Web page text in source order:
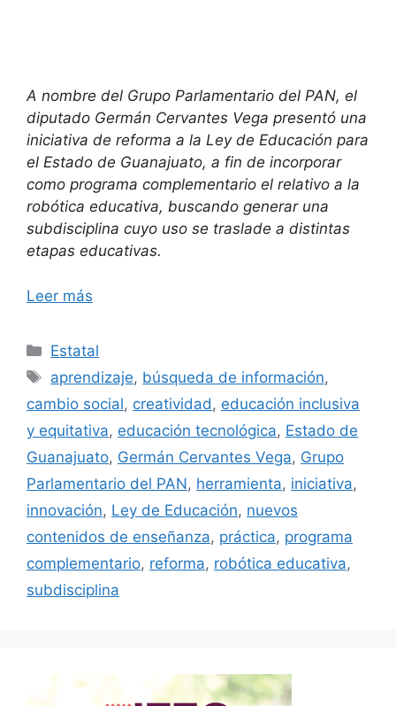
A nombre del Grupo Parlamentario del PAN, el
diputado Germán Cervantes Vega presentó una
iniciativa de reforma a la Ley de Educación para
el Estado de Guanajuato, a fin de incorporar
como programa complementario el relativo a la
robótica educativa, buscando generar una
subdisciplina cuyo uso se traslade a distintas
etapas educativas.
Leer más
Categorías
Estatal
Etiquetas
aprendizaje, búsqueda de información,
cambio social, creatividad , educación inclusiva
y equitativa, educación tecnológica, Estado de
Guanajuato, Germán Cervantes Vega, Grupo
Parlamentario del PAN, herramienta, iniciativa,
innovación, Ley de Educación, nuevos
contenidos de enseñanza, práctica, programa
complementario, reforma, robótica educativa,
subdisciplina